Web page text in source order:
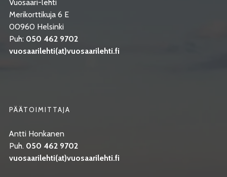
Vuosaari-lehti
Merikorttikuja 6 E
00960 Helsinki
Puh: 050 462 9702
vuosaarilehti(at)vuosaarilehti.fi
PÄÄTOIMITTAJA
Antti Honkanen
Puh. 050 462 9702
vuosaarilehti(at)vuosaarilehti.fi